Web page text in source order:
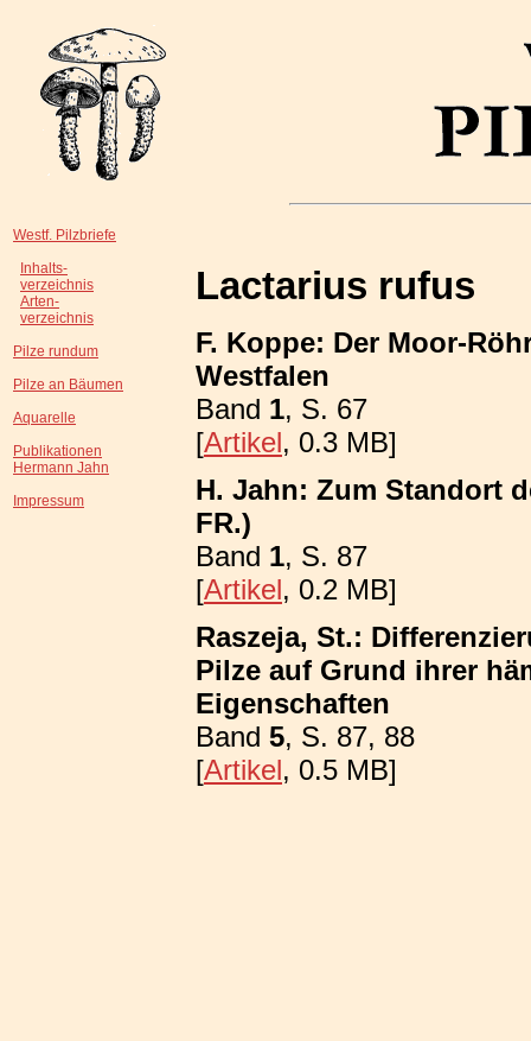
Westf. Pilzbriefe
Inhalts-
verzeichnis
Arten-
verzeichnis
Pilze rundum
Pilze an Bäumen
Aquarelle
Publikationen
Hermann Jahn
Impressum
Lactarius rufus
F. Koppe: Der Moor-
Westfalen
Band 1, S. 67
[Artikel, 0.3 MB]
H. Jahn: Zum Standort
FR.)
Band 1, S. 87
[Artikel, 0.2 MB]
Raszeja, St.:
Pilze auf Grund ihrer
Eigenschaften
Band 5, S. 87, 88
[Artikel, 0.5 MB]